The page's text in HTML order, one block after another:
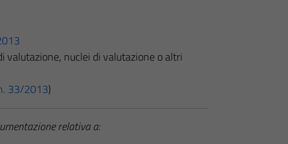
nuclei di valutazione o altri
33/2013)
relativa a: